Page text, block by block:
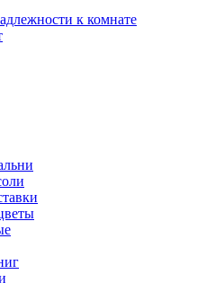
к комнате